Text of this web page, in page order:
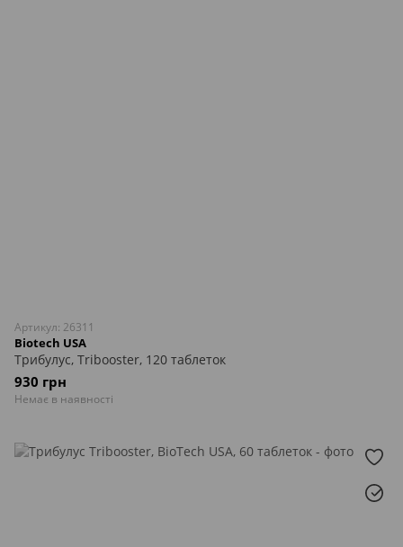
Артикул: 26311
Biotech USA
Трибулус, Tribooster, 120 таблеток
930 грн
Немає в наявності